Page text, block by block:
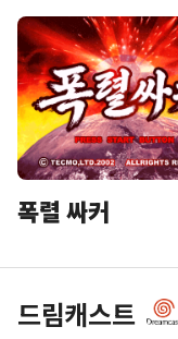
폭렬 싸커
드림캐스트